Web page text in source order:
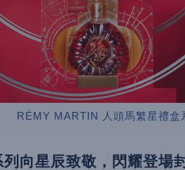
RÉMY MARTIN 人頭馬繁星禮盒
列向星辰致敬，閃耀登場